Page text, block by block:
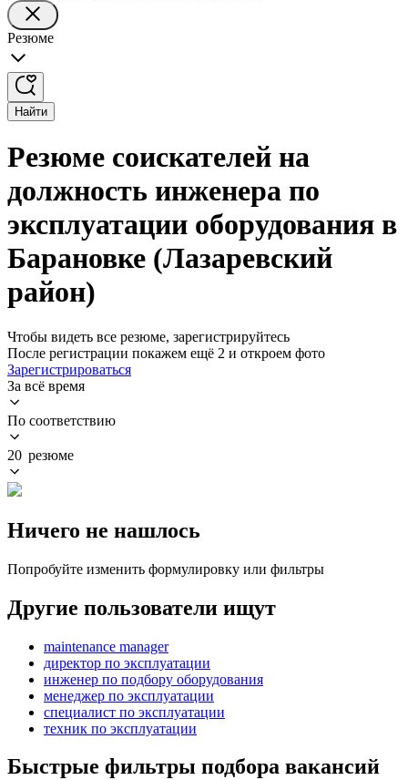
Резюме
Найти
Резюме соискателей на
должность инженера по
эксплуатации оборудования в
Барановке (Лазаревский
район)
Чтобы видеть все резюме, зарегистрируйтесь
После регистрации покажем ещё 2 и откроем фото
Зарегистрироваться
За всё время
По соответствию
20 резюме
Ничего не нашлось
Попробуйте изменить формулировку или фильтры
Другие пользователи ищут
maintenance manager
директор по эксплуатации
инженер по подбору оборудования
менеджер по эксплуатации
специалист по эксплуатации
техник по эксплуатации
Быстрые фильтры подбора вакансий